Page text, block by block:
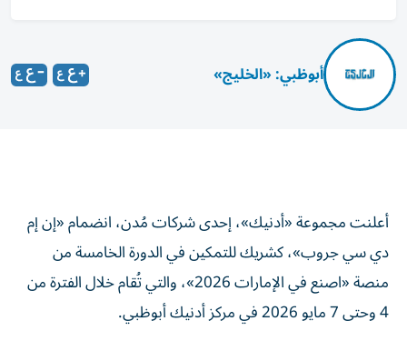
أبوظبي: «الخليج»
أعلنت مجموعة «أدنيك»، إحدى شركات مُدن، انضمام «إن إم
دي سي جروب»، كشريك للتمكين في الدورة الخامسة من
منصة «اصنع في الإمارات 2026»، والتي تُقام خلال الفترة من
4 وحتى 7 مايو 2026 في مركز أدنيك أبوظبي.